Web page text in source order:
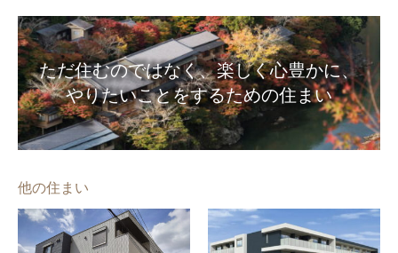
ただ住むのではなく、楽しく心豊かに、
やりたいことをするための住まい
他の住まい